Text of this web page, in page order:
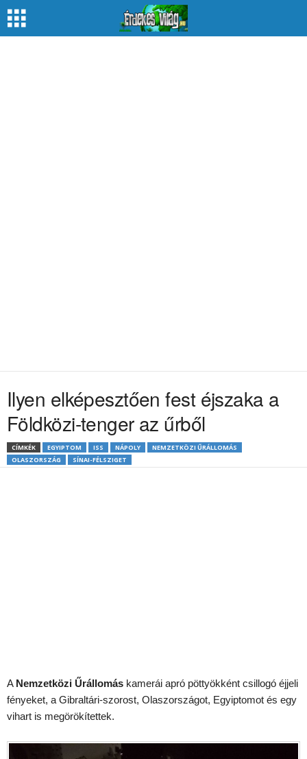
Ilyen elképesztően fest éjszaka a
Földközi-tenger az űrből
CÍMKÉK EGYIPTOM ISS NÁPOLY
NEMZETKÖZI ŰRÁLLOMÁS
OLASZORSZÁG
SÍNAI-FÉLSZIGET
A Nemzetközi Űrállomás kamerái apró pöttyökként csillogó éjjeli
fényeket, a Gibraltári-szorost, Olaszországot, Egyiptomot és egy
vihart is megörökítettek.